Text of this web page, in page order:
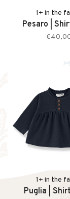
1+ in the
Pesaro |
1+ in the
Puglia |